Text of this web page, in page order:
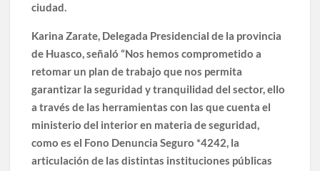
ciudad.
Karina Zarate, Delegada Presidencial de la provincia
de Huasco, señaló “Nos hemos comprometido a
retomar un plan de trabajo que nos permita
garantizar la seguridad y tranquilidad del sector, ello
a través de las herramientas con las que cuenta el
ministerio del interior en materia de seguridad,
como es el Fono Denuncia Seguro *4242, la
articulación de las distintas instituciones públicas